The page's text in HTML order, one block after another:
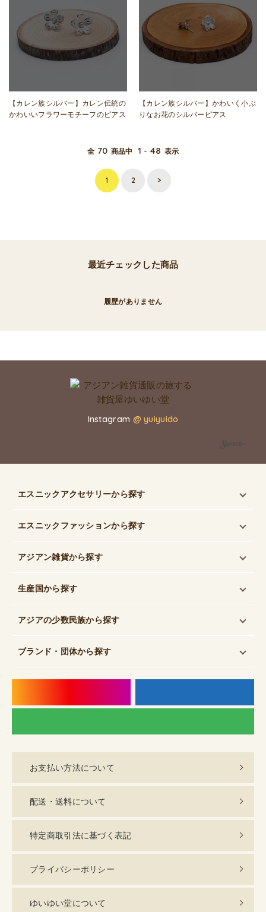
【カレン族シルバー】カレン伝統の
かわいいフラワーモチーフのピアス
【カレン族シルバー】かわいく小ぶ
りなお花のシルバーピアス
全 70 商品中 1 - 48 表示
1 2 >
最近チェックした商品
履歴がありません
Instagram @ yuiyuido
エスニックアクセサリーから探す
エスニックファッションから探す
アジアン雑貨から探す
生産国から探す
アジアの少数民族から探す
ブランド・団体から探す
お支払い方法について
配送・送料について
特定商取引法に基づく表記
プライバシーポリシー
ゆいゆい堂について